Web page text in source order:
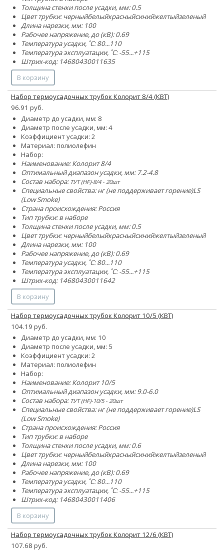
Толщина стенки после усадки, мм: 0.5
Цвет трубки: черныйбелыйкрасныйсинийжелтыйзеленый
Длина нарезки, мм: 100
Рабочее напряжение, до (кВ): 0.69
Температура усадки, ˚С: 80...110
Температура эксплуатации, ˚С: -55...+115
Штрих-код: 14680430011635
В корзину
Набор термоусадочных трубок Колорит 8/4 (КВТ)
96.91 руб.
Диаметр до усадки, мм: 8
Диаметр после усадки, мм: 4
Коэффициент усадки: 2
Материал: полиолефин
Набор:
Наименование: Колорит 8/4
Оптимальный диапазон усадки, мм: 7.2-4.8
Состав набора: ТУТ (HF)-8/4 - 20шт
Специальные свойства:нг (не поддерживает горение)LS
(Low Smoke)
Страна происхождения: Россия
Тип трубки: в наборе
Толщина стенки после усадки, мм: 0.5
Цвет трубки: черныйбелыйкрасныйсинийжелтыйзеленый
Длина нарезки, мм: 100
Рабочее напряжение, до (кВ): 0.69
Температура усадки, ˚С: 80...110
Температура эксплуатации, ˚С: -55...+115
Штрих-код: 14680430011642
В корзину
Набор термоусадочных трубок Колорит 10/5 (КВТ)
104.19 руб.
Диаметр до усадки, мм: 10
Диаметр после усадки, мм: 5
Коэффициент усадки: 2
Материал: полиолефин
Набор:
Наименование: Колорит 10/5
Оптимальный диапазон усадки, мм: 9.0-6.0
Состав набора: ТУТ (HF)-10/5 - 20шт
Специальные свойства:нг (не поддерживает горение)LS
(Low Smoke)
Страна происхождения: Россия
Тип трубки: в наборе
Толщина стенки после усадки, мм: 0.6
Цвет трубки: черныйбелыйкрасныйсинийжелтыйзеленый
Длина нарезки, мм: 100
Рабочее напряжение, до (кВ): 0.69
Температура усадки, ˚С: 80...110
Температура эксплуатации, ˚С: -55...+115
Штрих-код: 14680430011406
В корзину
Набор термоусадочных трубок Колорит 12/6 (КВТ)
107.68 руб.